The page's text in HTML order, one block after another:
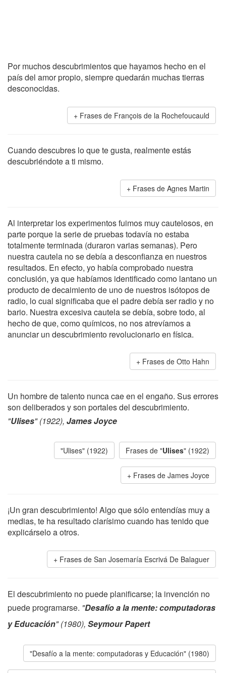
Por muchos descubrimientos que hayamos hecho en el
país del amor propio, siempre quedarán muchas tierras
desconocidas.
Frases de François de la Rochefoucauld
Cuando descubres lo que te gusta, realmente estás
descubriéndote a ti mismo.
Frases de Agnes Martin
Al interpretar los experimentos fuimos muy cautelosos, en
parte porque la serie de pruebas todavía no estaba
totalmente terminada (duraron varias semanas). Pero
nuestra cautela no se debía a desconfianza en nuestros
resultados. En efecto, yo había comprobado nuestra
conclusión, ya que habíamos identificado como lantano un
producto de decaimiento de uno de nuestros isótopos de
radio, lo cual significaba que el padre debía ser radio y no
bario. Nuestra excesiva cautela se debía, sobre todo, al
hecho de que, como químicos, no nos atrevíamos a
anunciar un descubrimiento revolucionario en física.
Frases de Otto Hahn
Un hombre de talento nunca cae en el engaño. Sus errores
son deliberados y son portales del descubrimiento.
"Ulises" (1922), James Joyce
"Ulises" (1922) Frases de "Ulises" (1922)
Frases de James Joyce
¡Un gran descubrimiento! Algo que sólo entendías muy a
medias, te ha resultado clarísimo cuando has tenido que
explicárselo a otros.
Frases de San Josemaría Escrivá De Balaguer
El descubrimiento no puede planificarse; la invención no
puede programarse. "Desafío a la mente: computadoras
y Educación" (1980), Seymour Papert
"Desafío a la mente: computadoras y Educación" (1980)